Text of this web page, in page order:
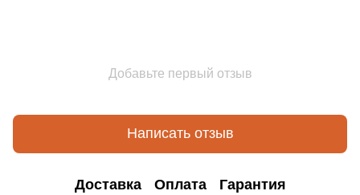
Добавьте первый отзыв
Написать отзыв
Доставка Оплата Гарантия